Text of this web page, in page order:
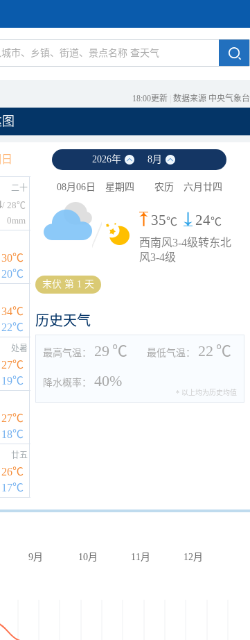
18:00更新 数据来源 中央气象台
二十
/ 28℃
0mm
30℃
20℃
34℃
22℃
处暑
27℃
19℃
27℃
18℃
廿五
26℃
17℃
2026年 8月
08月06日 星期四 农历 六月廿四
35℃ 24℃
西南风3-4级转东北
风3-4级
末伏 第 1 天
历史天气
最高气温： 29 ℃ 最低气温： 22 ℃
降水概率： 40%
* 以上均为历史均值
9月 10月 11月 12月